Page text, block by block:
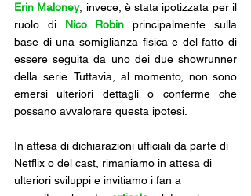
Erin Maloney, invece, è stata ipotizzata per il
ruolo di Nico Robin principalmente sulla
base di una somiglianza fisica e del fatto di
essere seguita da uno dei due showrunner
della serie. Tuttavia, al momento, non sono
emersi ulteriori dettagli o conferme che
possano avvalorare questa ipotesi.
In attesa di dichiarazioni ufficiali da parte di
Netflix o del cast, rimaniamo in attesa di
ulteriori sviluppi e invitiamo i fan a